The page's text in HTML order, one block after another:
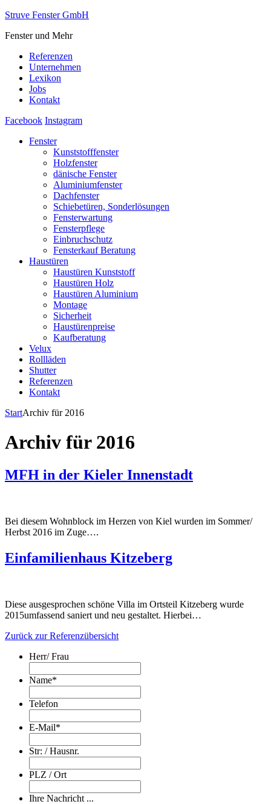
Struve Fenster GmbH
Fenster und Mehr
Referenzen
Unternehmen
Lexikon
Jobs
Kontakt
Facebook Instagram
Fenster
Kunststofffenster
Holzfenster
dänische Fenster
Aluminiumfenster
Dachfenster
Schiebetüren, Sonderlösungen
Fensterwartung
Fensterpflege
Einbruchschutz
Fensterkauf Beratung
Haustüren
Haustüren Kunststoff
Haustüren Holz
Haustüren Aluminium
Montage
Sicherheit
Haustürenpreise
Kaufberatung
Velux
Rollläden
Shutter
Referenzen
Kontakt
StartArchiv für 2016
Archiv für 2016
MFH in der Kieler Innenstadt
Bei diesem Wohnblock im Herzen von Kiel wurden im Sommer/
Herbst 2016 im Zuge….
Einfamilienhaus Kitzeberg
Diese ausgesprochen schöne Villa im Ortsteil Kitzeberg wurde
2015umfassend saniert und neu gestaltet. Hierbei…
Zurück zur Referenzübersicht
Herr/ Frau
Name*
Telefon
E-Mail*
Str: / Hausnr.
PLZ / Ort
Ihre Nachricht ...